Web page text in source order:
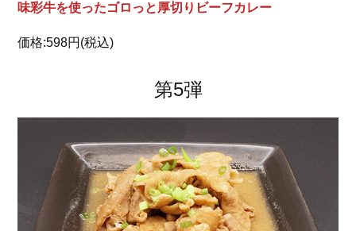
味彩牛を使ったゴロっと厚切りビーフカレー
価格:598円(税込)
第5弾